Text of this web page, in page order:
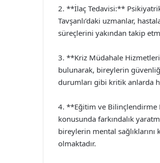
2. **İlaç Tedavisi:**
Tavşanlı’daki uzmanlar,
süreçlerini yakından takip
3. **Kriz Müdahale
bulunarak, bireylerin
durumları gibi kritik anlarda
4. **Eğitim ve Bilinçlendirme
konusunda farkındalık
bireylerin mental
olmaktadır.